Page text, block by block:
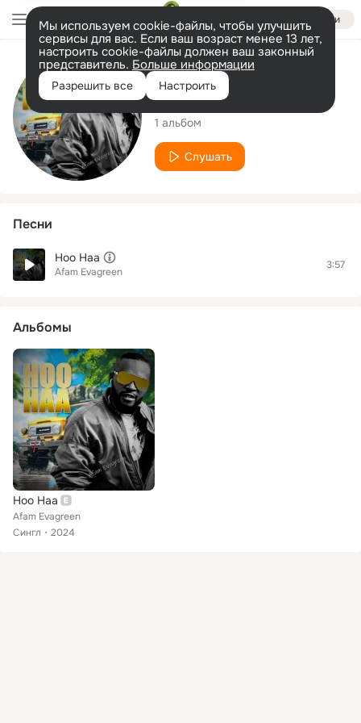
Войти
Мы используем cookie-файлы, чтобы улучшить
сервисы для вас. Если ваш возраст менее 13 лет,
настроить cookie-файлы должен ваш законный
представитель. Больше информации
Разрешить все Настроить
Исполнитель
Afam Evagreen
1 альбом
Слушать
Песни
Hoo Haa
Afam Evagreen
3:57
Альбомы
Hoo Haa
Afam Evagreen
Сингл
2024